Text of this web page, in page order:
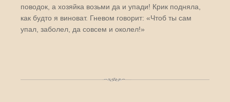
поводок, а хозяйка возьми да и упади! Крик подняла,
как будто я виноват. Гневом говорит: «Чтоб ты сам
упал, заболел, да совсем и околел!»